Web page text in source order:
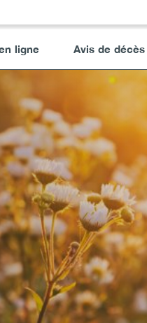
ligne Avis de décès